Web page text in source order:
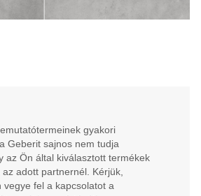
gyakori
Geberit sajnos nem tudja
az Ön által kiválasztott termékek
adott partnernél. Kérjük,
vegye fel a kapcsolatot a